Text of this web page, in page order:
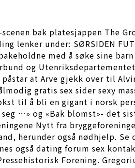
bak platesjappen The
under: SØRSIDEN
med å søke sine
og
at Arve gjekk over til
gratis sex sider sexy
til å bli en gigant i norsk
…» og «Bak blomst»- det
Nytt fra
herunder også nødhjelp. Se
også dating forum sex
Forening.